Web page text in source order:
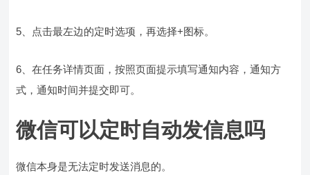
5、点击最左边的定时选项，再选择+图标。
6、在任务详情页面，按照页面提示填写通知内容，通知方
式，通知时间并提交即可。
微信可以定时自动发信息吗
微信本身是无法定时发送消息的。